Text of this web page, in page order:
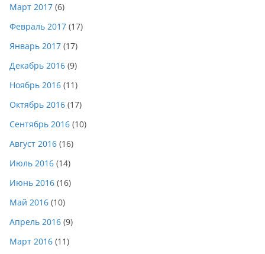
Март 2017 (6)
Февраль 2017 (17)
Январь 2017 (17)
Декабрь 2016 (9)
Ноябрь 2016 (11)
Октябрь 2016 (17)
Сентябрь 2016 (10)
Август 2016 (16)
Июль 2016 (14)
Июнь 2016 (16)
Май 2016 (10)
Апрель 2016 (9)
Март 2016 (11)